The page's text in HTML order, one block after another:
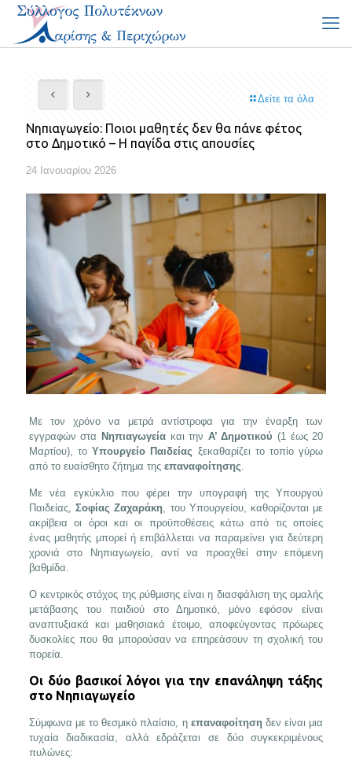
Δείτε τα όλα
Νηπιαγωγείο: Ποιοι μαθητές δεν θα πάνε φέτος
στο Δημοτικό – Η παγίδα στις απουσίες
24 Ιανουαρίου 2026
Με τον χρόνο να μετρά αντίστροφα για την έναρξη των
εγγραφών στα Νηπιαγωγεία και την Α’ Δημοτικού (1 έως 20
Μαρτίου), τοΥπουργείο Παιδείας ξεκαθαρίζει το τοπίο γύρω
από το ευαίσθητο ζήτημα της επαναφοίτησης
Με νέα εγκύκλιο που φέρει την υπογραφή της Υπουργού
Παιδείας,Σοφίας Ζαχαράκη , του Υπουργείου, καθορίζονται με
ακρίβεια οι όροι και οι προϋποθέσεις κάτω από τις οποίες
ένας μαθητής μπορεί ή επιβάλλεται να παραμείνει για δεύτερη
χρονιά στο Νηπιαγωγείο, αντί να προαχθεί στην επόμενη
βαθμίδα.
Ο κεντρικός στόχος της ρύθμισης είναι η διασφάλιση της ομαλής
μετάβασης του παιδιού στο Δημοτικό, μόνο εφόσον είναι
αναπτυξιακά και μαθησιακά έτοιμο, αποφεύγοντας πρόωρες
δυσκολίες που θα μπορούσαν να επηρεάσουν τη σχολική του
πορεία.
Οι δύο βασικοί λόγοι για την επανάληψη τάξης
στο Νηπιαγωγείο
Σύμφωνα με το θεσμικό πλαίσιο, η επαναφοίτηση δεν είναι μια
τυχαία διαδικασία, αλλά εδράζεται σε δύο συγκεκριμένους
πυλώνες: